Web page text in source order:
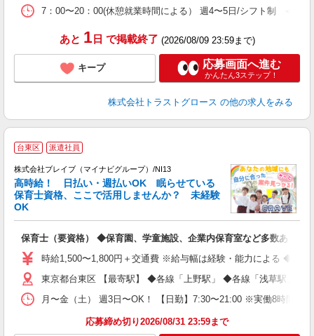
7：00〜20：00(休憩就業時間による） 週4〜5日/シフト制 ≪日
あと 1日 で掲載終了 (2026/08/09 23:59まで)
キープ 応募画面へ進む
かんたん3ステップ！
株式会社トラストグロース の他の求人をみる
台東区 派遣社員
株式会社ブレイブ（マイナビグループ）/NI13
高時給！ 日払い・週払いOK 眠らせている
保育士資格、ここで活用しませんか？ 未経験
OK
保育士（要資格） ◆保育園、学童施設、企業内保育室など多数あり
時給1,500〜1,800円＋交通費 ※給与幅は経験・能力による ◆支
東京都台東区 【最寄駅】 ◆各線「上野駅」 ◆各線「浅草駅」 ◆
月〜金（土） 週3日〜OK！ 【日勤】7:30〜21:00 ※実働8時間勤
応募締め切り2026/08/31 23:59まで